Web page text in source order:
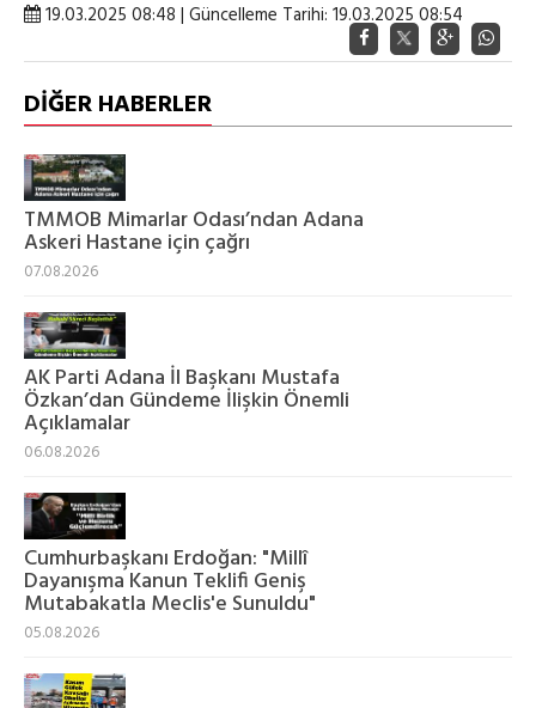
19.03.2025 08:48 | Güncelleme Tarihi: 19.03.2025 08:54
DİĞER HABERLER
TMMOB Mimarlar Odası’ndan Adana
Askeri Hastane için çağrı
07.08.2026
AK Parti Adana İl Başkanı Mustafa
Özkan’dan Gündeme İlişkin Önemli
Açıklamalar
06.08.2026
Cumhurbaşkanı Erdoğan: "Millî
Dayanışma Kanun Teklifi Geniş
Mutabakatla Meclis'e Sunuldu"
05.08.2026